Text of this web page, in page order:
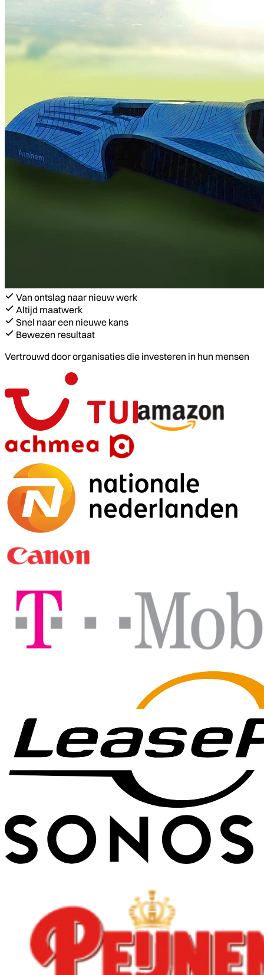
Van ontslag naar nieuw werk
Altijd maatwerk
Snel naar een nieuwe kans
Bewezen resultaat
Vertrouwd door organisaties die investeren in hun mensen